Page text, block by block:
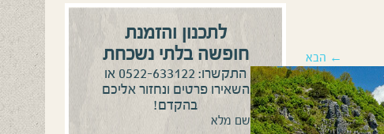
לתכנון והזמנת
חופשה בלתי נשכחת
התקשרו: 0522-633122 או
השאירו פרטים ונחזור אליכם
בהקדם!
שם מלא
← הבא